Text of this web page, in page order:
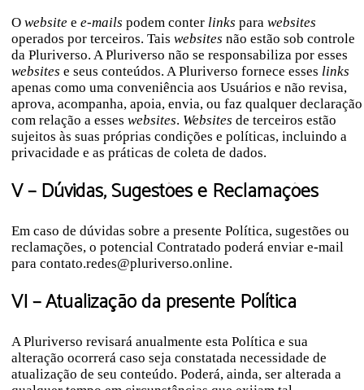
Owebsite ee-mails podem conter linksparawebsites
operados por terceiros. Taiswebsites não estão sob controle
da Pluriverso. A Pluriverso não se responsabiliza por esses
websitese seus conteúdos. A Pluriverso fornece esses links
apenas como uma conveniência aos Usuários e não revisa,
aprova, acompanha, apoia, envia, ou faz qualquer declaração
com relação a esseswebsites. Websites de terceiros estão
sujeitos às suas próprias condições e políticas, incluindo a
privacidade e as práticas de coleta de dados.
V –Dúvidas, Sugestões e Reclamações
Em caso de dúvidas sobre a presente Política, sugestões ou
reclamações, o potencial Contratado poderá enviar e-mail
para contato.redes@pluriverso.online.
VI –Atualização da presente Política
A Pluriverso revisará anualmente esta Política e sua
alteração ocorrerá caso seja constatada necessidade de
atualização de seu conteúdo. Poderá, ainda, ser alterada a